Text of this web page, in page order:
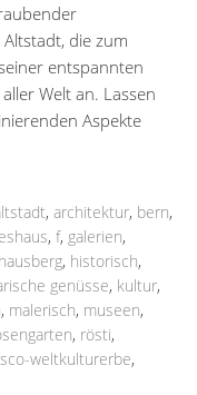
die zum
entspannten
Welt an. Lassen
Aspekte
, architektur, bern,
, f, galerien,
hausberg, historisch,
genüsse, kultur,
, malerisch, museen,
, rösti,
weltkulturerbe,